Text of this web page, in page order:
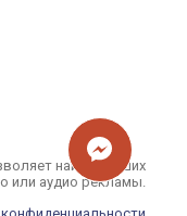
найти лучших
или аудио рекламы.